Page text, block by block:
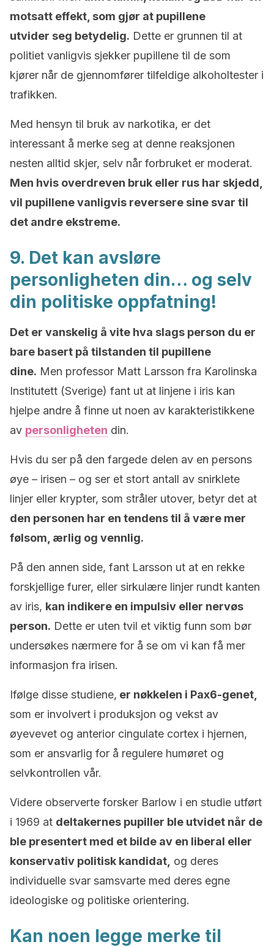
motsatt effekt, som gjør at pupillene
utvider seg betydelig. Dette er grunnen til at
politiet vanligvis sjekker pupillene til de som
kjører når de gjennomfører tilfeldige alkoholtester i
trafikken.
Med hensyn til bruk av narkotika, er det
interessant å merke seg at denne reaksjonen
nesten alltid skjer, selv når forbruket er moderat.
Men hvis overdreven bruk eller rus har skjedd,
vil pupillene vanligvis reversere sine svar til
det andre ekstreme.
9. Det kan avsløre
personligheten din… og selv
din politiske oppfatning!
Det er vanskelig å vite hva slags person du er
bare basert på tilstanden til pupillene
dine. Men professor Matt Larsson fra Karolinska
Institutett (Sverige) fant ut at linjene i iris kan
hjelpe andre å finne ut noen av karakteristikkene
av personligheten din.
Hvis du ser på den fargede delen av en persons
øye – irisen – og ser et stort antall av snirklete
linjer eller krypter, som stråler utover, betyr det at
den personen har en tendens til å være mer
følsom, ærlig og vennlig.
På den annen side, fant Larsson ut at en rekke
forskjellige furer, eller sirkulære linjer rundt kanten
av iris, kan indikere en impulsiv eller nervøs
person. Dette er uten tvil et viktig funn som bør
undersøkes nærmere for å se om vi kan få mer
informasjon fra irisen.
Ifølge disse studiene, er nøkkelen i Pax6-genet,
som er involvert i produksjon og vekst av
øyevevet og anterior cingulate cortex i hjernen,
som er ansvarlig for å regulere humøret og
selvkontrollen vår.
Videre observerte forsker Barlow i en studie utført
i 1969 at deltakernes pupiller ble utvidet når de
ble presentert med et bilde av en liberal eller
konservativ politisk kandidat, og deres
individuelle svar samsvarte med deres egne
ideologiske og politiske orientering.
Kan noen legge merke til